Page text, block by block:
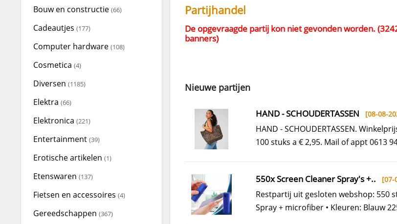
Bouw en constructie (66)
Cadeautjes (177)
Computer hardware (108)
Cosmetica (4)
Diversen (1185)
Elektra (66)
Elektronica (221)
Entertainment (39)
Erotische artikelen (1)
Etenswaren (137)
Fietsen en accessoires (4)
Gereedschappen (367)
Partijhandel
De opgevraagde partij kon niet gevonden worden.
banners)
Nieuwe partijen
HAND - SCHOUDERTASSEN [08-08-
HAND - SCHOUDERTASSEN.
100 stuks a € 2,95. Mail of appt 0613
550x Screen Cleaner Spray's +.. [07-
Restpartij uit gesloten webshop: 550
Spray + microfiber • Kleuren: Blauw